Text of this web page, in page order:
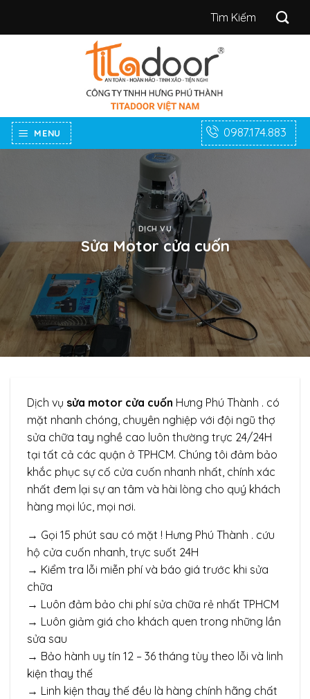
Tìm
MENU 0987.174.883
DỊCH VỤ
Sửa Motor cửa cuốn
Dịch vụ sửa motor cửa cuốn Hưng Phú Thành . có
mặt nhanh chóng, chuyên nghiệp với đội ngũ thợ
sửa chữa tay nghề cao luôn thường trực 24/24H
tại tất cả các quận ở TPHCM. Chúng tôi đảm bảo
khắc phục sự cố cửa cuốn nhanh nhất, chính xác
nhất đem lại sự an tâm và hài lòng cho quý khách
hàng mọi lúc, mọi nơi.
→ Gọi 15 phút sau có mặt ! Hưng Phú Thành . cứu
hộ cửa cuốn nhanh, trực suốt 24H
→ Kiểm tra lỗi miễn phí và báo giá trước khi sửa
chữa
→ Luôn đảm bảo chi phí sửa chữa rẻ nhất TPHCM
→ Luôn giảm giá cho khách quen trong những lần
sửa sau
→ Bảo hành uy tín 12 – 36 tháng tùy theo lỗi và linh
kiện thay thế
→ Linh kiện thay thế đều là hàng chính hãng chất